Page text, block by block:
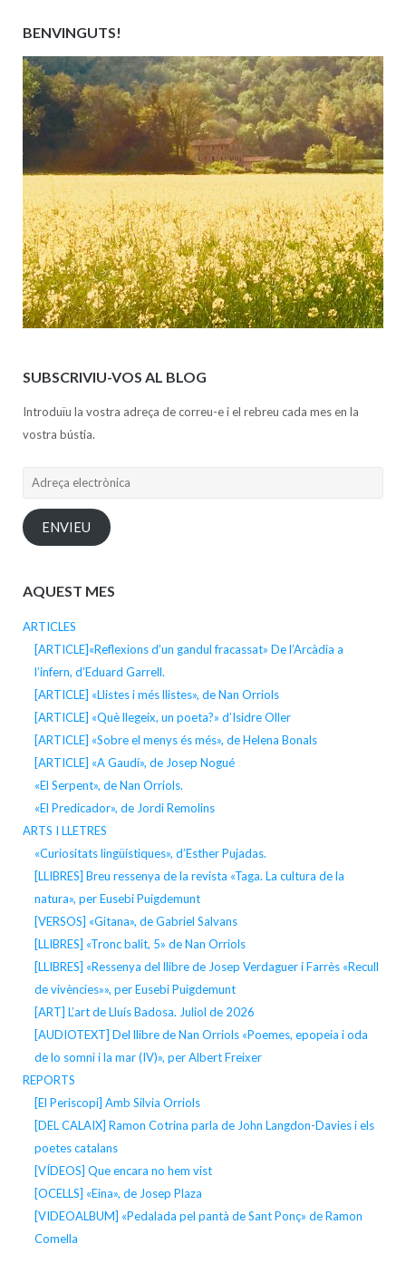
BENVINGUTS!
SUBSCRIVIU-VOS AL BLOG
Introduïu la vostra adreça de correu-e i el rebreu cada mes en la
vostra bústia.
Adreça
ENVIEU
AQUEST MES
ARTICLES
[ARTICLE]«Reflexions d’un gandul fracassat» De l’Arcàdia a
l’infern, d’Eduard Garrell.
[ARTICLE] «Llistes i més llistes», de Nan Orriols
[ARTICLE] «Què llegeix, un poeta?» d’Isidre Oller
[ARTICLE] «Sobre el menys és més», de Helena Bonals
[ARTICLE] «A Gaudí», de Josep Nogué
«El Serpent», de Nan Orriols.
«El Predicador», de Jordi Remolins
ARTS I LLETRES
«Curiositats lingüístiques», d’Esther Pujadas.
[LLIBRES] Breu ressenya de la revista «Taga. La cultura de la
natura», per Eusebi Puigdemunt
[VERSOS] «Gitana», de Gabriel Salvans
[LLIBRES] «Tronc balit, 5» de Nan Orriols
[LLIBRES] «Ressenya del llibre de Josep Verdaguer i Farrès «Recull
de vivències»», per Eusebi Puigdemunt
[ART] L’art de Lluís Badosa. Juliol de 2026
[AUDIOTEXT] Del llibre de Nan Orriols «Poemes, epopeia i oda
de lo somni i la mar (IV)», per Albert Freixer
REPORTS
[El Periscopi] Amb Silvia Orriols
[DEL CALAIX] Ramon Cotrina parla de John Langdon-Davies i els
poetes catalans
[VÍDEOS] Que encara no hem vist
[OCELLS] «Eina», de Josep Plaza
[VIDEOALBUM] «Pedalada pel pantà de Sant Ponç» de Ramon
Comella